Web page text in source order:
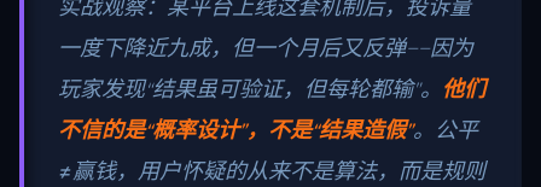
实战观察：某平台上线这套机制后，投诉量
一度下降近九成，但一个月后又反弹——因为
玩家发现“结果虽可验证，但每轮都输”。 他们
不信的是“概率设计”，不是“结果造假”。公平
≠赢钱，用户怀疑的从来不是算法，而是规则